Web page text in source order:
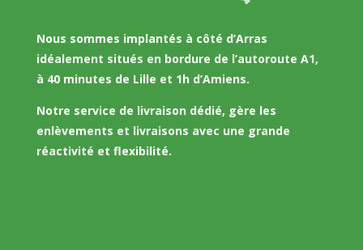
Nous sommes implantés à côté d’Arras
idéalement situés en bordure de l’autoroute A1,
à 40 minutes de Lille et 1h d’Amiens.
Notre service de livraison dédié, gère les
enlèvements et livraisons avec une grande
réactivité et flexibilité.